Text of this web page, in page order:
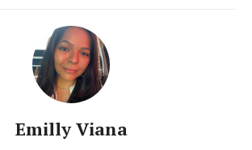
Emilly Viana